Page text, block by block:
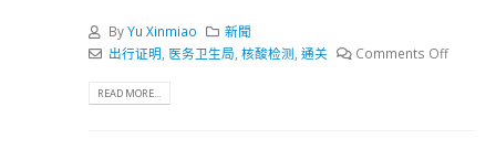
ByYu Xinmiao
新聞
出行证明 医务卫生局 核酸检测 通关 Comments Off
READ MORE...